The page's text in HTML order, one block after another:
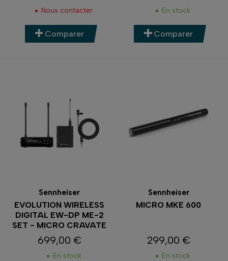
Nous contacter
Comparer
En stock
Comparer
Sennheiser
EVOLUTION WIRELESS
DIGITAL EW-DP ME-2
SET - MICRO CRAVATE
Prix
699,00 €
En stock
Sennheiser
MICRO MKE 600
Prix
299,00 €
En stock